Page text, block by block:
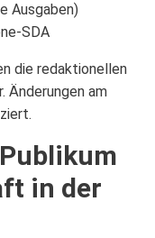
Ausgaben)
SDA
die redaktionellen
Änderungen am
in der